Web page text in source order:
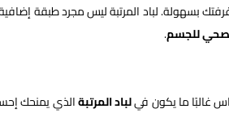
بسهولة. لباد المرتبة ليس مجرد طبقة
للجسم.
غالبًا ما يكون فيلباد المرتبةالذي يمنحك